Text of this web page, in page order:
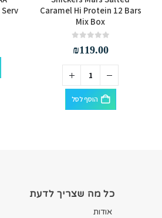
Caramel Hi Protein 12 Bars
Mix Box
₪119.00
הוסף לסל
כל מה שצריך לדעת
אודות